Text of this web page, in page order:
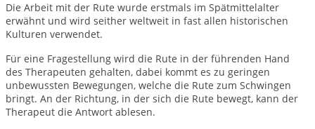
Die Arbeit mit der Rute wurde erstmals im Spätmittelalter
erwähnt und wird seither weltweit in fast allen historischen
Kulturen verwendet.
Für eine Fragestellung wird die Rute in der führenden Hand
des Therapeuten gehalten, dabei kommt es zu geringen
unbewussten Bewegungen, welche die Rute zum Schwingen
bringt. An der Richtung, in der sich die Rute bewegt, kann der
Therapeut die Antwort ablesen.